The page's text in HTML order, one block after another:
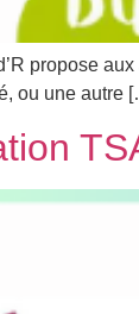
propose
ou une autre